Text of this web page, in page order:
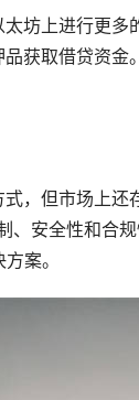
坊上进行更
获取借贷资
，但市场上还
安全性和合
案。